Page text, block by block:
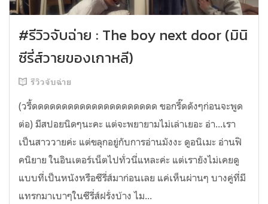
#รีวิวจับฉ่าย : The boy next door (มินิ
ซีรี่ส์วายของเกาหลี)
รีวิวจับฉ่าย
(วรี้ดดดดดดดดดดดดดดดดดดดดด ขอกรี๊ดดังๆก่อนจะพูด
ต่อ) มีสปอยนิดๆนะคะ แต่จะพยายามไม่เล่าเยอะ อ่า...เรา
เป็นสาววายค่ะ แต่ขลุกอยู่กับการอ่านมังงะ ดูอนิเมะ อ่านฟิ
คนิยาย ในอินเตอร์เน็ตไปทั่วนี่แหละค่ะ แต่เรายังไม่เคยดู
แบบที่เป็นหนังหรือซีรี่ส์มาก่อนเลย แค่เห็นผ่านๆ บางคู่ที่มี
แทรกมาเบาๆในซีรี่ส์ฝรั่งบ้าง ไม...